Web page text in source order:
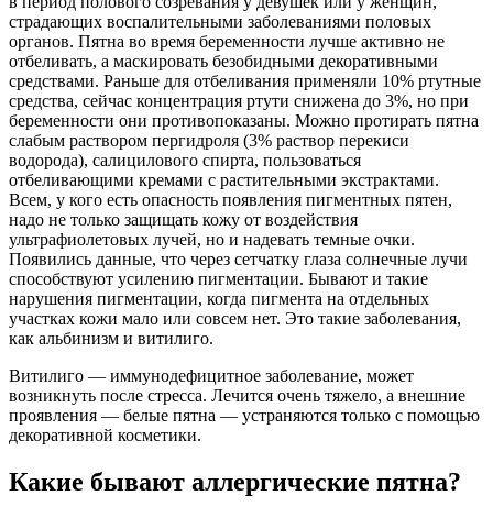
страдающих воспалительными заболеваниями половых
органов. Пятна во время беременности лучше активно не
отбеливать, а маскировать безобидными декоративными
средствами. Раньше для отбеливания применяли 10% ртутные
средства, сейчас концентрация ртути снижена до 3%, но при
беременности они противопоказаны. Можно протирать пятна
слабым раствором пергидроля (3% раствор перекиси
водорода), салицилового спирта, пользоваться
отбеливающими кремами с растительными экстрактами.
Всем, у кого есть опасность появления пигментных пятен,
надо не только защищать кожу от воздействия
ультрафиолетовых лучей, но и надевать темные очки.
Появились данные, что через сетчатку глаза солнечные лучи
способствуют усилению пигментации. Бывают и такие
нарушения пигментации, когда пигмента на отдельных
участках кожи мало или совсем нет. Это такие заболевания,
как альбинизм и витилиго.
Витилиго — иммунодефицитное заболевание, может
возникнуть после стресса. Лечится очень тяжело, а внешние
проявления — белые пятна — устраняются только с помощью
декоративной косметики.
Какие бывают аллергические пятна?